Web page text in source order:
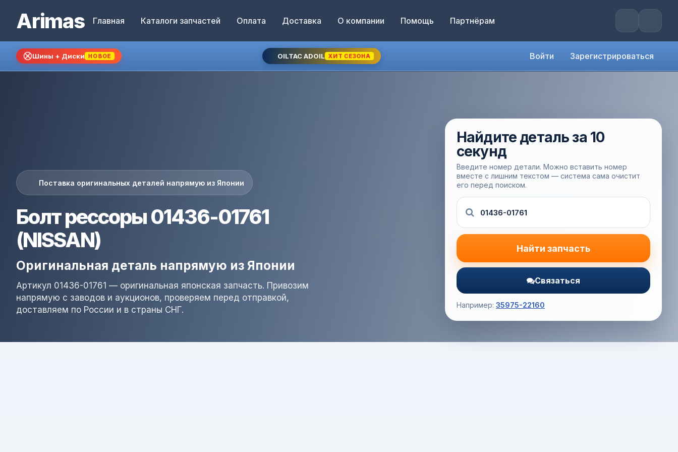
Arimas Главная Каталоги запчастей Оплата Доставка О компании Помощь Партнёрам
Шины + Диски НОВОЕ OILTAC ADOIL ХИТ СЕЗОНА Войти Зарегистрироваться
Поставка оригинальных деталей напрямую из Японии
Болт рессоры 01436-01761
(NISSAN)
Оригинальная деталь напрямую из Японии
Артикул 01436-01761 — оригинальная японская запчасть. Привозим
напрямую с заводов и аукционов, проверяем перед отправкой,
доставляем по России и в страны СНГ.
Найдите деталь за 10
секунд
Введите номер детали. Можно вставить номер
вместе с лишним текстом — система сама очистит
его перед поиском.
Найти запчасть
Связаться
Например: 35975-22160